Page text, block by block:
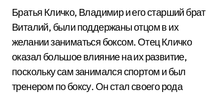
Братья Кличко, Владимир и его старший брат
Виталий, были поддержаны отцом в их
желании заниматься боксом. Отец Кличко
оказал большое влияние на их развитие,
поскольку сам занимался спортом и был
тренером по боксу. Он стал своего рода